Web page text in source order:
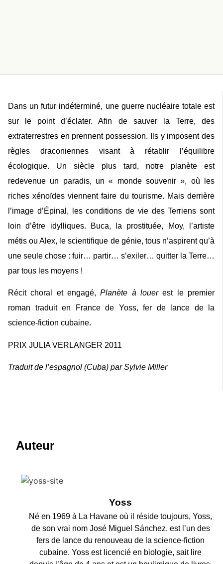
Dans un futur indéterminé, une guerre nucléaire totale est
sur le point d’éclater. Afin de sauver la Terre, des
extraterrestres en prennent possession. Ils y imposent des
règles draconiennes visant à rétablir l’équilibre
écologique. Un siècle plus tard, notre planète est
redevenue un paradis, un « monde souvenir », où les
riches xénoïdes viennent faire du tourisme. Mais derrière
l’image d’Épinal, les conditions de vie des Terriens sont
loin d’être idylliques. Buca, la prostituée, Moy, l’artiste
métis ou Alex, le scientifique de génie, tous n’aspirent qu’à
une seule chose : fuir… partir… s’exiler… quitter la Terre…
par tous les moyens !
Récit choral et engagé,Planète à louerest le premier
roman traduit en France de Yoss, fer de lance de la
science-fiction cubaine.
PRIX JULIA VERLANGER 2011
Traduit de l’espagnol (Cuba) par Sylvie Miller
Auteur
Yoss
Né en 1969 à La Havane où il réside toujours, Yoss,
de son vrai nom José Miguel Sánchez, est l’un des
fers de lance du renouveau de la science-fiction
cubaine. Yoss est licencié en biologie, sait lire